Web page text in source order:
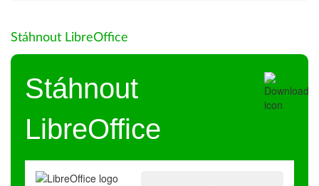
Stáhnout LibreOffice
Stáhnout
LibreOffice